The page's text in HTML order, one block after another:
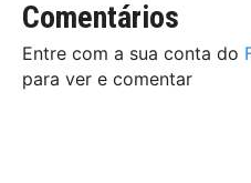
Comentários
Entre com a sua conta do
para ver e comentar